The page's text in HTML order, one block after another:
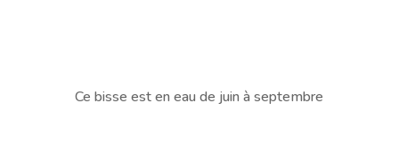
Ce bisse est en eau de juin à septembre